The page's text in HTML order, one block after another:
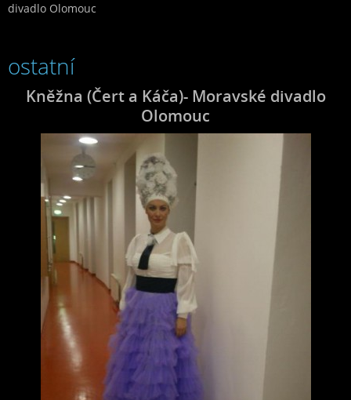
divadlo Olomouc
ostatní
Kněžna (Čert a Káča)- Moravské divadlo
Olomouc